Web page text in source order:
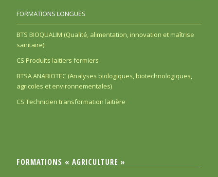
FORMATIONS LONGUES
BTS BIOQUALIM (Qualité, alimentation, innovation et maîtrise
sanitaire)
CS Produits laitiers fermiers
BTSA ANABIOTEC (Analyses biologiques, biotechnologiques,
agricoles et environnementales)
CS Technicien transformation laitière
FORMATIONS « AGRICULTURE »